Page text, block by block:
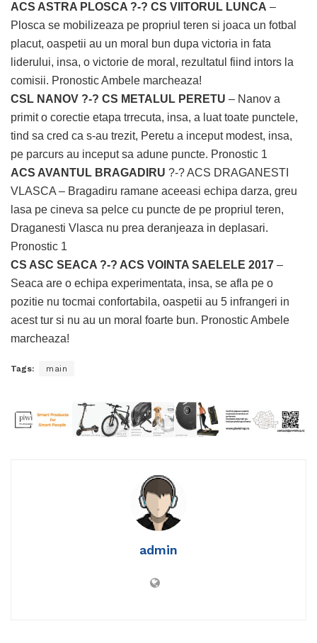
ACS ASTRA PLOSCA ?-? CS VIITORUL LUNCA –
Plosca se mobilizeaza pe propriul teren si joaca un fotbal
placut, oaspetii au un moral bun dupa victoria in fata
liderului, insa, o victorie de moral, rezultatul fiind intors la
comisii. Pronostic Ambele marcheaza!
CSL NANOV ?-? CS METALUL PERETU – Nanov a
primit o corectie etapa trrecuta, insa, a luat toate punctele,
tind sa cred ca s-au trezit, Peretu a inceput modest, insa,
pe parcurs au inceput sa adune puncte. Pronostic 1
ACS AVANTUL BRAGADIRU ?-? ACS DRAGANESTI
VLASCA – Bragadiru ramane aceeasi echipa darza, greu
lasa pe cineva sa pelce cu puncte de pe propriul teren,
Draganesti Vlasca nu prea deranjeaza in deplasari.
Pronostic 1
CS ASC SEACA ?-? ACS VOINTA SAELELE 2017 –
Seaca are o echipa experimentata, insa, se afla pe o
pozitie nu tocmai confortabila, oaspetii au 5 infrangeri in
acest tur si nu au un moral foarte bun. Pronostic Ambele
marcheaza!
Tags: main
admin